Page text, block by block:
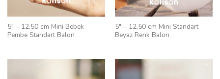
5″ – 12,50 cm Mini Bebek
Pembe Standart Balon
5″ – 12,50 cm Mini Standart
Beyaz Renk Balon